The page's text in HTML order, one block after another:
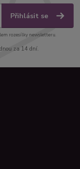
Přihlásit se
rozesílky newsletteru.
za 14 dní.